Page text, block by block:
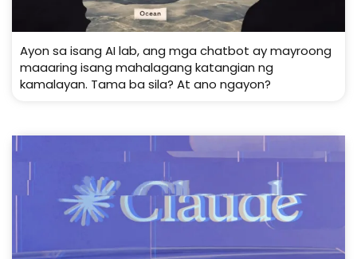
Ayon sa isang AI lab, ang mga chatbot ay mayroong
maaaring isang mahalagang katangian ng
kamalayan. Tama ba sila? At ano ngayon?